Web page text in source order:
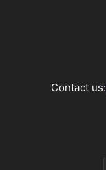
Contact us: